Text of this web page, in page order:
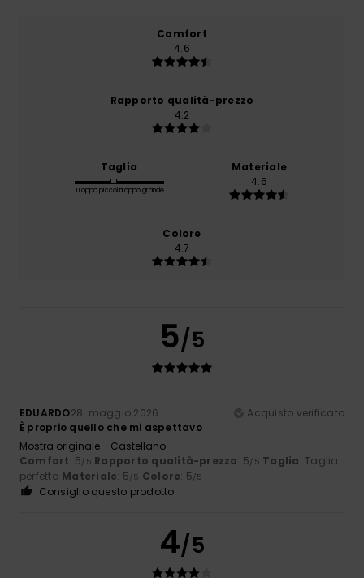
Comfort
4.6
Rapporto qualità-prezzo
4.2
Taglia
Troppo piccoloTroppo grande
Materiale
4.6
Colore
4.7
5/5
EDUARDO28. maggio 2026
Acquisto verificato
È proprio quello che mi aspettavo
Mostra originale - Castellano
Comfort: 5/5 Rapporto qualità-prezzo: 5/5 Taglia: Taglia
perfetta Materiale: 5/5 Colore: 5/5
Consiglio questo prodotto
4/5